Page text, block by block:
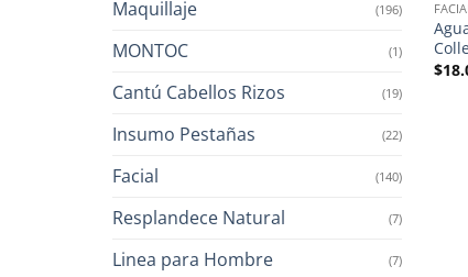
Maquillaje (196)
MONTOC (1)
Cantú Cabellos Rizos (19)
Insumo Pestañas (22)
Facial (140)
Resplandece Natural (7)
Linea para Hombre (7)
$